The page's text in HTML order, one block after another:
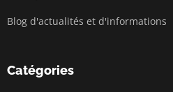
Blog d'actualités et d'informations
Catégories